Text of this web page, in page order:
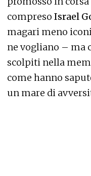
compreso Israel
magari meno
ne vogliano – ma
scolpiti nella
come hanno
un mare di